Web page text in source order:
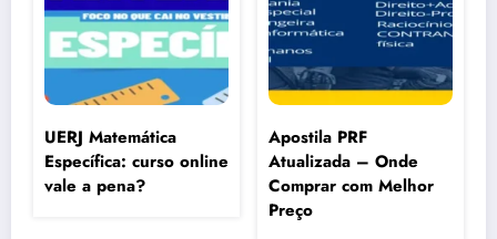
UERJ Matemática
Específica: curso online
vale a pena?
Apostila PRF
Atualizada – Onde
Comprar com Melhor
Preço